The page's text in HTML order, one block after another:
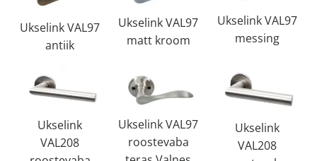
Ukselink VAL97
antiik
Ukselink VAL97
matt kroom
Ukselink VAL97
messing
Ukselink
VAL208
Ukselink VAL97
roostevaba
Ukselink
VAL208